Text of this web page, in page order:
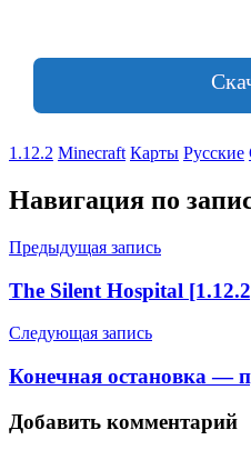
1.12.2 Minecraft Карты Русские
Навигация по
Предыдущая запись
The Silent Hospital
Следующая запись
Конечная остановка —
Добавить комментарий